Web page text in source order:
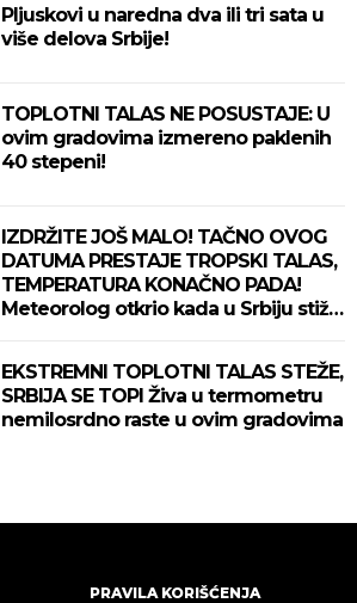
Pljuskovi u naredna dva ili tri sata u
više delova Srbije!
TOPLOTNI TALAS NE POSUSTAJE: U
ovim gradovima izmereno paklenih
40 stepeni!
IZDRŽITE JOŠ MALO! TAČNO OVOG
DATUMA PRESTAJE TROPSKI TALAS,
TEMPERATURA KONAČNO PADA!
Meteorolog otkrio kada u Srbiju stiže
EKSTREMNI TOPLOTNI TALAS STEŽE,
SRBIJA SE TOPI Živa u termometru
nemilosrdno raste u ovim gradovima
PRAVILA KORIŠĆENJA